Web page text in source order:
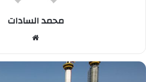
محمد السادات